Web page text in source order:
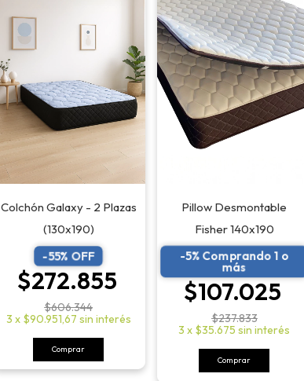
Colchón Galaxy - 2 Plazas
(130x190)
-55% OFF
$272.855
$606.344
3 x $90.951,67 sin interés
Comprar
Pillow Desmontable
Fisher 140x190
-5% Comprando 1 o
más
$107.025
$237.833
3 x $35.675 sin interés